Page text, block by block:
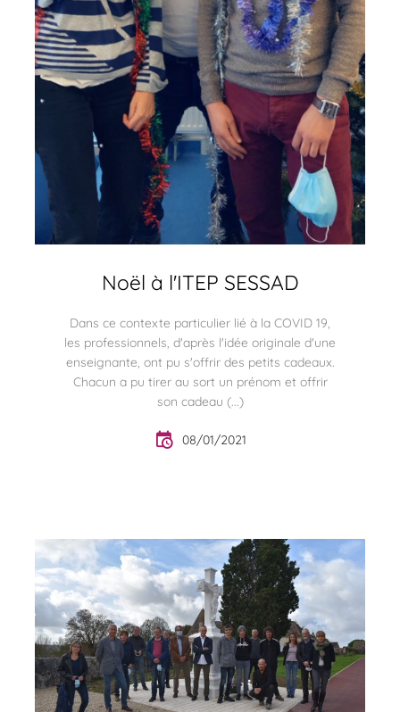
Noël à l'ITEP SESSAD
Dans ce contexte particulier lié à la COVID 19,
les professionnels, d'après l'idée originale d'une
enseignante, ont pu s'offrir des petits cadeaux.
Chacun a pu tirer au sort un prénom et offrir
son cadeau (...)
08/01/2021